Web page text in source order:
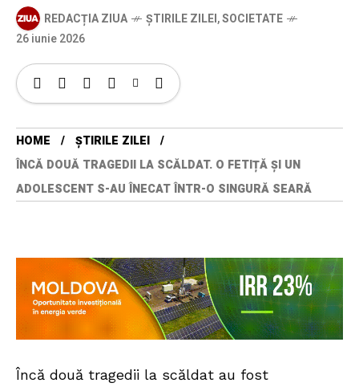
REDACȚIA ZIUA ȘTIRILE ZILEI,SOCIETATE
26 iunie 2026
HOME
ȘTIRILE ZILEI
ÎNCĂ DOUĂ TRAGEDII LA SCĂLDAT. O FETIȚĂ ȘI UN
ADOLESCENT S-AU ÎNECAT ÎNTR-O SINGURĂ SEARĂ
Încă două tragedii la scăldat au fost